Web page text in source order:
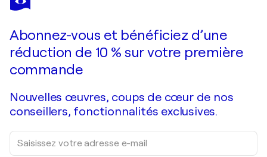
Dappled Light
Abonnez-vous et bénéficiez d’une
réduction de 10 % sur votre première
commande
Nouvelles œuvres, coups de cœur de nos
conseillers, fonctionnalités exclusives.